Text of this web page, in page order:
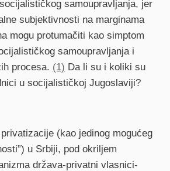
samoupravljanja, jer
subjektivnosti na marginama
mogu protumačiti kao simptom
samoupravljanja i
procesa. (1) Da li su i koliki su
u socijalističkoj Jugoslaviji?
(kao jedinog mogućeg
u Srbiji, pod okriljem
država-privatni vlasnici-